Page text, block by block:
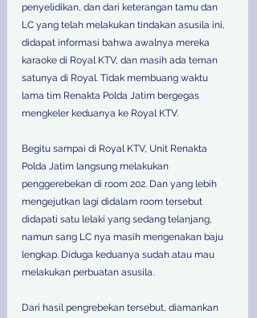
penyelidikan, dan dari keterangan tamu dan
LC yang telah melakukan tindakan asusila ini,
didapat informasi bahwa awalnya mereka
karaoke di Royal KTV, dan masih ada teman
satunya di Royal. Tidak membuang waktu
lama tim Renakta Polda Jatim bergegas
mengkeler keduanya ke Royal KTV.
Begitu sampai di Royal KTV, Unit Renakta
Polda Jatim langsung melakukan
penggerebekan di room 202. Dan yang lebih
mengejutkan lagi didalam room tersebut
didapati satu lelaki yang sedang telanjang,
namun sang LC nya masih mengenakan baju
lengkap. Diduga keduanya sudah atau mau
melakukan perbuatan asusila.
Dari hasil pengrebekan tersebut, diamankan